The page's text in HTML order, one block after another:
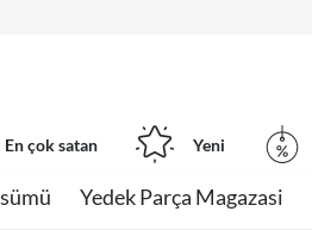
En çok satan Yeni
Yedek Parça Magazasi